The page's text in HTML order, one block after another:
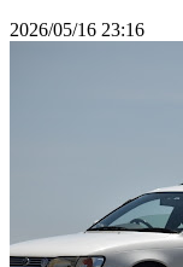
2026/05/16 23:16